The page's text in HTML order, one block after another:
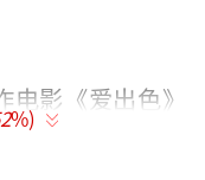
影《爱出色》
郁担任该片摄
%)